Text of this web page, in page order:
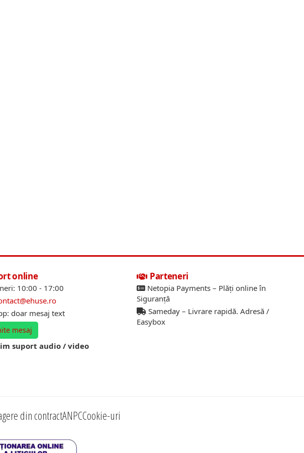
online
10:00 - 17:00
doar mesaj text
mesaj
suport audio / video
Parteneri
Netopia Payments – Plăți online în
Siguranță
Sameday – Livrare rapidă. Adresă /
Easybox
din contractANPCCookie-uri